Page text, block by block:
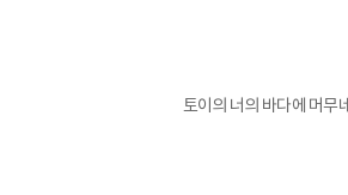
토이의 너의 바다에 머무네